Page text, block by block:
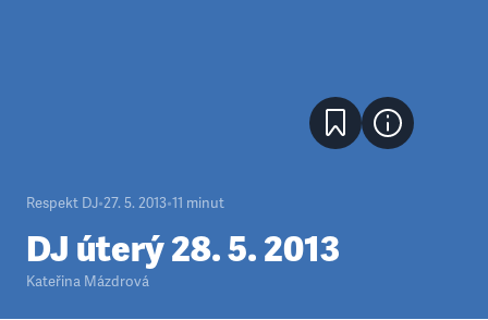
Respekt DJ•27. 5. 2013•11 minut
DJ úterý 28. 5. 2013
Kateřina Mázdrová